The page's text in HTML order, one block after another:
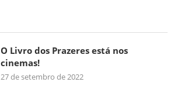
O Livro dos Prazeres está nos
cinemas!
27 de setembro de 2022